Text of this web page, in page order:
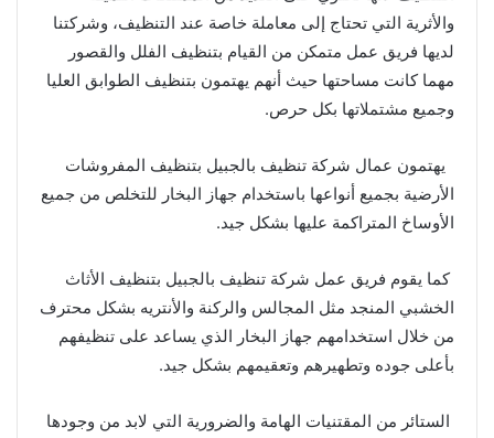
والأثرية التي تحتاج إلى معاملة خاصة عند التنظيف، وشركتنا
لديها فريق عمل متمكن من القيام بتنظيف الفلل والقصور
مهما كانت مساحتها حيث أنهم يهتمون بتنظيف الطوابق العليا
وجميع مشتملاتها بكل حرص.
يهتمون عمال شركة تنظيف بالجبيل بتنظيف المفروشات
الأرضية بجميع أنواعها باستخدام جهاز البخار للتخلص من جميع
الأوساخ المتراكمة عليها بشكل جيد.
كما يقوم فريق عمل شركة تنظيف بالجبيل بتنظيف الأثاث
الخشبي المنجد مثل المجالس والركنة والأنتريه بشكل محترف
من خلال استخدامهم جهاز البخار الذي يساعد على تنظيفهم
بأعلى جوده وتطهيرهم وتعقيمهم بشكل جيد.
الستائر من المقتنيات الهامة والضرورية التي لابد من وجودها